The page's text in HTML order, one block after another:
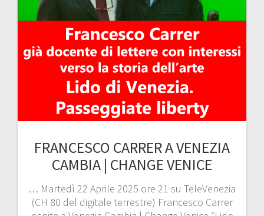
FRANCESCO CARRER A VENEZIA
CAMBIA | CHANGE VENICE
… Martedì 22 Aprile 2025 ore 21 su TeleVenezia
(CH 80 del digitale terrestre) Francesco Carrer